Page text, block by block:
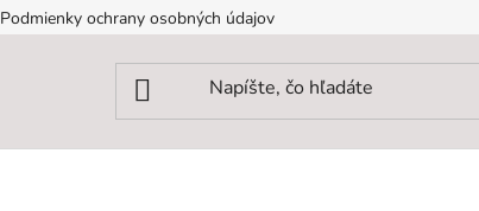
Podmienky ochrany osobných údajov